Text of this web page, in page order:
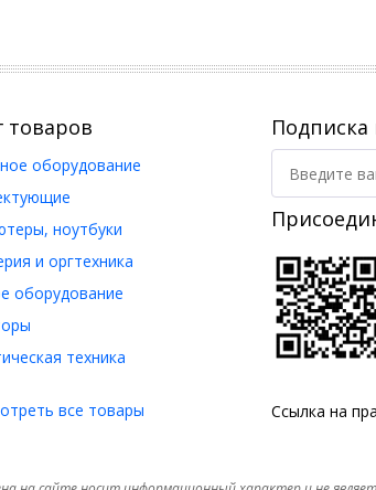
товаров
оборудование
ноутбуки
и оргтехника
оборудование
техника
все товары
Подписка
Ссылка на